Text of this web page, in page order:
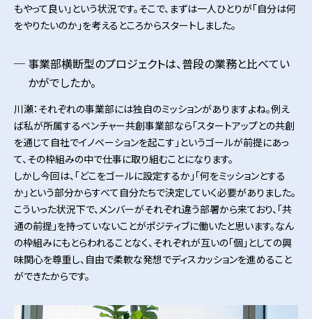
もやって良い」という状況です。そこで、まずは一人ひとりが「自分は何
をやりたいのか」を考えるところからスタートしました。
事業部横断型のプロジェクトは、普段の業務と比べてい
かがでしたか。
川瀬：それぞれの事業部には独自のミッションがありますよね。例え
ば私が所属するベンチャー共創事業部なら「スタートアップとの共創
を通じて自社でイノベーションを起こす」というゴールが前提にあっ
て、その枠組みの中で仕事に取り組むことになります。
しかし今回は、「どこをゴールに設定するか」「何をミッションとする
か」という部分からすべて自分たちで決定していく必要がありました。
こういった状況下で、メンバーがそれぞれ違う部署から来ており、「共
通の前提」を持っていないことがポジティブに働いたと思います。なん
の枠組みにもとらわれることなく、それぞれが互いの「個」としての興
味関心を尊重し、自由で柔軟な発想でディスカッションを進めること
ができたからです。